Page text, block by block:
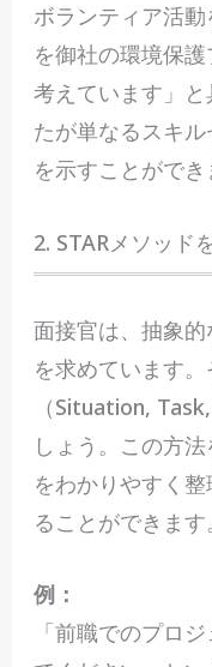
ボランティア活
を御社の環境保
考えています」
たが単なるスキ
を示すことができ
2. STARメソッド
面接官は、抽象
を求めています
（Situation,
しょう。この方
をわかりやすく
ることができます。
例：
「前職でのプロ